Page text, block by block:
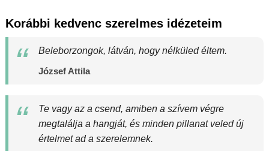
Korábbi kedvenc szerelmes idézeteim
Beleborzongok, látván, hogy nélküled éltem.
József Attila
Te vagy az a csend, amiben a szívem végre
megtalálja a hangját, és minden pillanat veled új
értelmet ad a szerelemnek.